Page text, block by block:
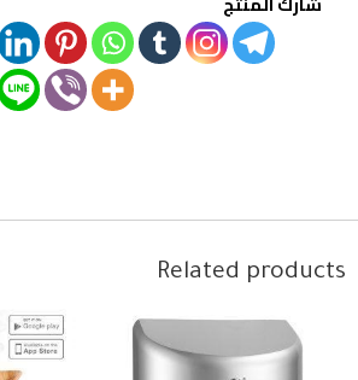
Related products